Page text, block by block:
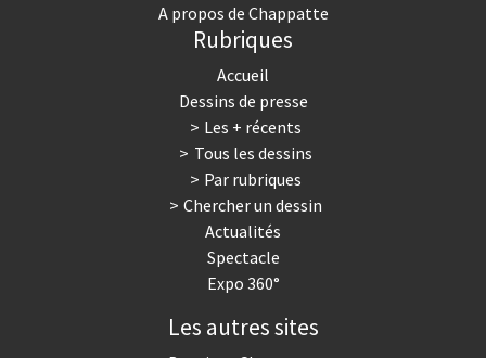
A propos de Chappatte
Rubriques
Accueil
Dessins de presse
Les + récents
Tous les dessins
Par rubriques
Chercher un dessin
Actualités
Spectacle
Expo 360°
Les autres sites